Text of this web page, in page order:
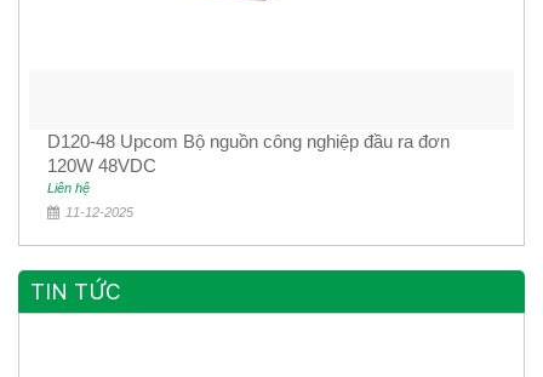
D120-48 Upcom Bộ nguồn công nghiệp đầu ra đơn
120W 48VDC
Liên hệ
11-12-2025
TIN TỨC